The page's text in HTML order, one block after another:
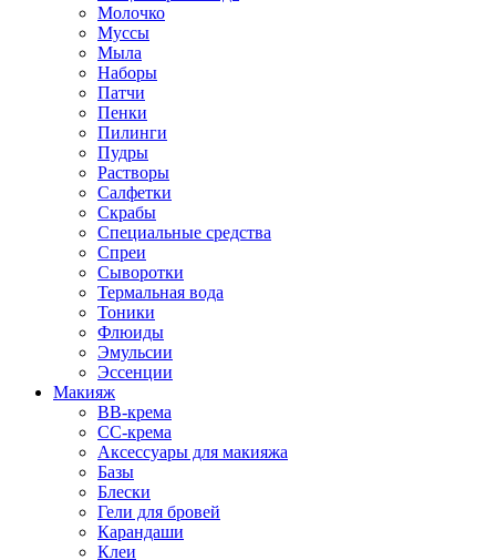
Молочко
Муссы
Мыла
Наборы
Патчи
Пенки
Пилинги
Пудры
Растворы
Салфетки
Скрабы
Специальные средства
Спреи
Сыворотки
Термальная вода
Тоники
Флюиды
Эмульсии
Эссенции
Макияж
BB-крема
CC-крема
Аксессуары для макияжа
Базы
Блески
Гели для бровей
Карандаши
Клеи